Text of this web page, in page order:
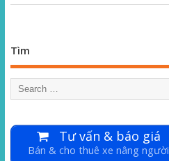
Tìm
Tư vấn & báo giá
Bán & cho thuê xe nâng người